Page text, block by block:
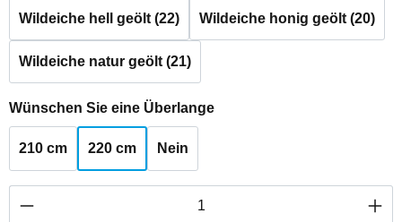
Wildeiche hell geölt (22) Wildeiche honig geölt (20)
Wildeiche natur geölt (21)
Wünschen Sie eine Überlangeauswählen
210 cm 220 cm Nein
Produkt Anzahl: Gib den gewünschten